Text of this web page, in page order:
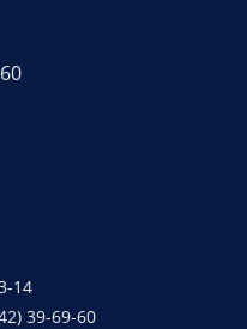
14
39-69-60